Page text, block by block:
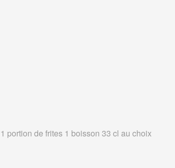
1 portion de frites 1 boisson 33 cl au choix